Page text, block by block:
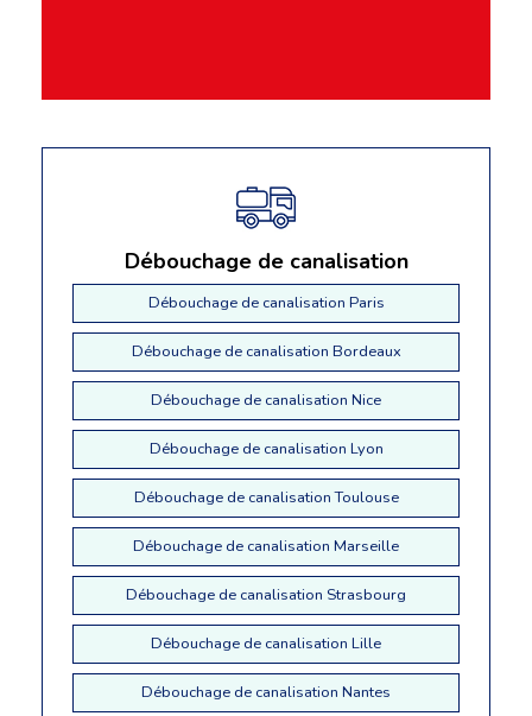
Débouchage de canalisation
Débouchage de canalisation Paris
Débouchage de canalisation Bordeaux
Débouchage de canalisation Nice
Débouchage de canalisation Lyon
Débouchage de canalisation Toulouse
Débouchage de canalisation Marseille
Débouchage de canalisation Strasbourg
Débouchage de canalisation Lille
Débouchage de canalisation Nantes